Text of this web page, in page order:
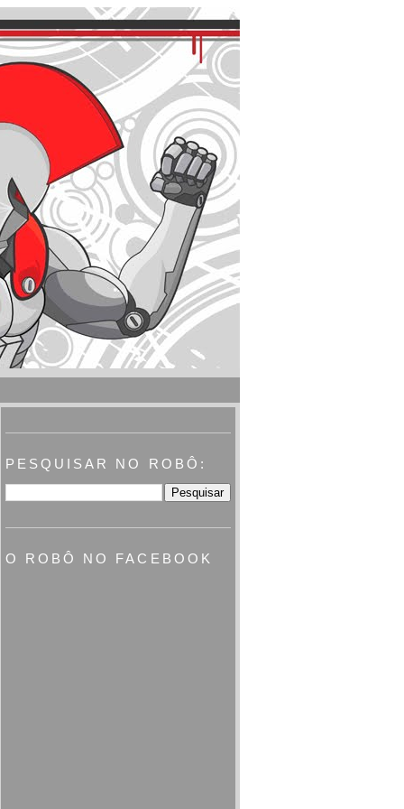
PESQUISAR NO ROBÔ:
O ROBÔ NO FACEBOOK